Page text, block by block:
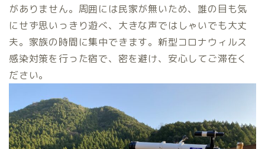
がありません。周囲には民家が無いため、誰の目も気
にせず思いっきり遊べ、大きな声ではしゃいでも大丈
夫。家族の時間に集中できます。新型コロナウィルス
感染対策を行った宿で、密を避け、安心してご滞在く
ださい。